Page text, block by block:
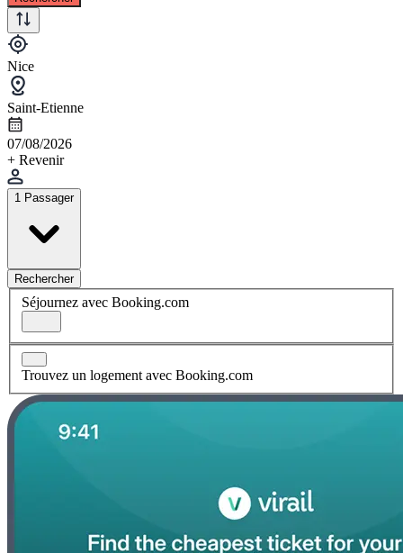
Nice
Saint-Etienne
07/08/2026
+ Revenir
1 Passager
Rechercher
Séjournez avec Booking.com
Trouvez un logement avec Booking.com